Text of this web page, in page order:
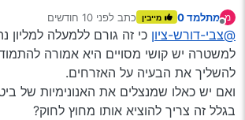
לפניות של הציבור
ב. למה שהמשטרה תראה מה קורה
חשוב?
מ
מנותק
מתלמד 0 מייבין כתב לפני 10 חודשים
נערך לאחרונה על ידי
@צבי-דורש-ציון כי זה גורם ללמעלה למליון
למשטרה יש קושי מסויים היא אמורה
להשליך את הבעיה על האזרחים.
ואם יש כאלו שמנצלים את האנונימיות של
בגלל זה צריך להוציא אותו מחוץ לחוק?